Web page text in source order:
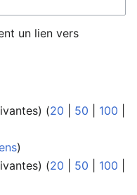
un lien vers
) (20 50 100
)
) (20 50 100